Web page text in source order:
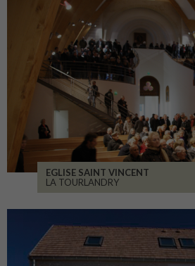
EGLISE SAINT VINCENT
LA TOURLANDRY